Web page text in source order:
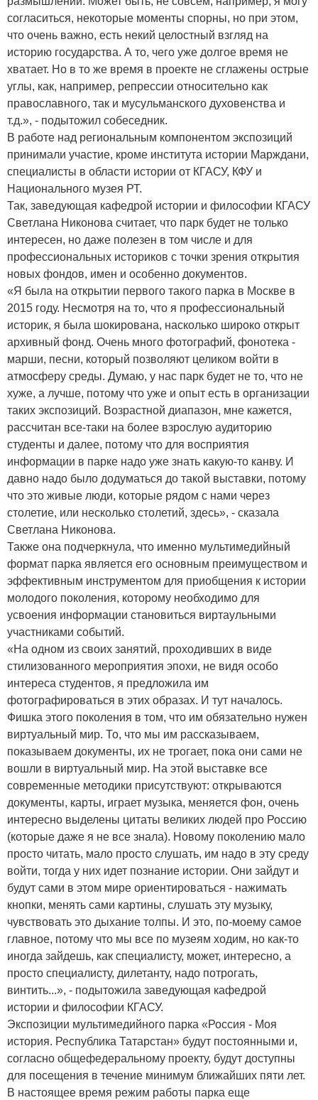
согласиться, некоторые моменты спорны, но при этом,
что очень важно, есть некий целостный взгляд на
историю государства. А то, чего уже долгое время не
хватает. Но в то же время в проекте не сглажены острые
углы, как, например, репрессии относительно как
православного, так и мусульманского духовенства и
т.д.», ­- подытожил собеседник.
В работе над региональным компонентом экспозиций
принимали участие, кроме института истории Марждани,
специалисты в области истории от КГАСУ, КФУ и
Национального музея РТ.
Так, заведующая кафедрой истории и философии КГАСУ
Светлана Никонова считает, что парк будет не только
интересен, но даже полезен в том числе и для
профессиональных историков с точки зрения открытия
новых фондов, имен и особенно документов.
«Я была на открытии первого такого парка в Москве в
2015 году. Несмотря на то, что я профессиональный
историк, я была шокирована, насколько широко открыт
архивный фонд. Очень много фотографий, фонотека -
марши, песни, который позволяют целиком войти в
атмосферу среды. Думаю, у нас парк будет не то, что не
хуже, а лучше, потому что уже и опыт есть в организации
таких экспозиций. Возрастной диапазон, мне кажется,
рассчитан все-таки на более взрослую аудиторию
студенты и далее, потому что для восприятия
информации в парке надо уже знать какую-то канву. И
давно надо было додуматься до такой выставки, потому
что это живые люди, которые рядом с нами через
столетие, или несколько столетий, здесь», - сказала
Светлана Никонова.
Также она подчеркнула, что именно мультимедийный
формат парка является его основным преимуществом и
эффективным инструментом для приобщения к истории
молодого поколения, которому необходимо для
усвоения информации становиться виртаульными
участниками событий.
«На одном из своих занятий, проходивших в виде
стилизованного мероприятия эпохи, не видя особо
интереса студентов, я предложила им
фотографироваться в этих образах. И тут началось.
Фишка этого поколения в том, что им обязательно нужен
виртуальный мир. То, что мы им рассказываем,
показываем документы, их не трогает, пока они сами не
вошли в виртуальный мир. На этой выставке все
современные методики присутствуют: открываются
документы, карты, играет музыка, меняется фон, очень
интересно выделены цитаты великих людей про Россию
(которые даже я не все знала). Новому поколению мало
просто читать, мало просто слушать, им надо в эту среду
войти, тогда у них идет познание истории. Они зайдут и
будут сами в этом мире ориентироваться ­- нажимать
кнопки, менять сами картины, слушать эту музыку,
чувствовать это дыхание толпы. И это, по-моему самое
главное, потому что мы все по музеям ходим, но как-то
иногда зайдешь, как специалисту, может, интересно, а
просто специалисту, дилетанту, надо потрогать,
винтить...», - подытожила заведующая кафедрой
истории и философии КГАСУ.
Экспозиции мультимедийного парка «Россия - Моя
история. Республика Татарстан» будут постоянными и,
согласно общефедеральному проекту, будут доступны
для посещения в течение минимум ближайших пяти лет.
В настоящее время режим работы парка еще